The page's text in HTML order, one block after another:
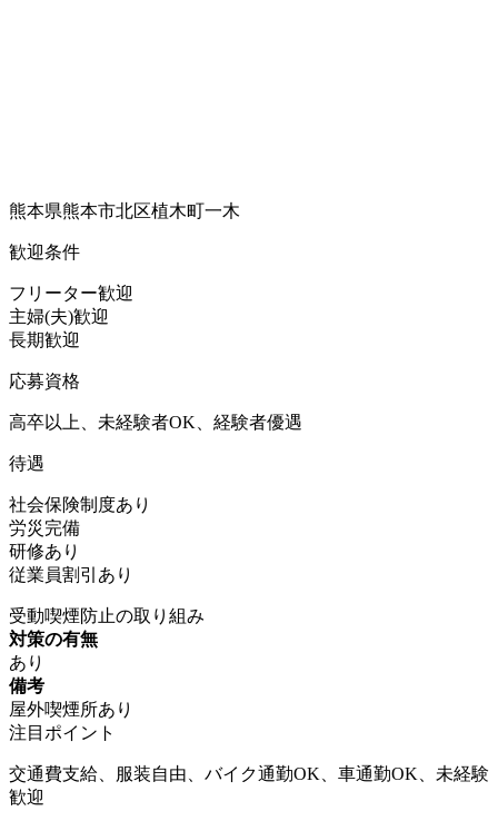
熊本県熊本市北区植木町一木
歓迎条件
フリーター歓迎
主婦(夫)歓迎
長期歓迎
応募資格
高卒以上、未経験者OK、経験者優遇
待遇
社会保険制度あり
労災完備
研修あり
従業員割引あり
受動喫煙防止の取り組み
対策の有無
あり
備考
屋外喫煙所あり
注目ポイント
交通費支給、服装自由、バイク通勤OK、車通勤OK、未経験
歓迎